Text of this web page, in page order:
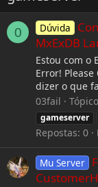
0 Dúvida
MxExDB
Estou com o
Error!
dizer o que
03fail
Tópico
gameserver
Repostas: 0
Mu Server